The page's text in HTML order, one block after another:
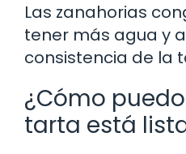
Las zanahorias
tener más agua y
consistencia de la
¿Cómo
tarta está